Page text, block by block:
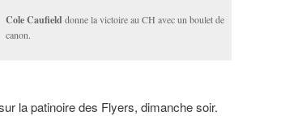
Cole Caufield donne la victoire au CH avec un boulet de
canon.
la patinoire des Flyers, dimanche soir.